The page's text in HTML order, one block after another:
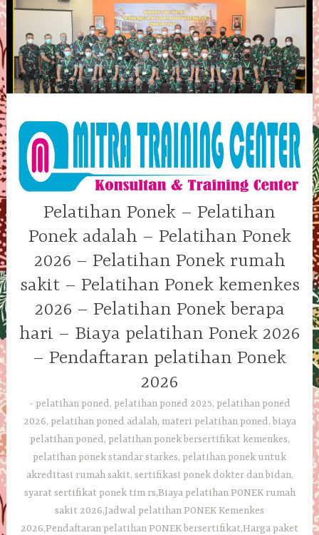
Skip
to
content
Pelatihan Ponek – Pelatihan
Ponek adalah – Pelatihan Ponek
2026 – Pelatihan Ponek rumah
sakit – Pelatihan Ponek kemenkes
2026 – Pelatihan Ponek berapa
hari – Biaya pelatihan Ponek 2026
– Pendaftaran pelatihan Ponek
2026
pelatihan poned, pelatihan poned 2025, pelatihan poned
2026, pelatihan poned adalah, materi pelatihan poned, biaya
pelatihan poned, pelatihan ponek bersertifikat kemenkes,
pelatihan ponek standar starkes, pelatihan ponek untuk
akreditasi rumah sakit, sertifikasi ponek dokter dan bidan,
syarat sertifikat ponek tim rs,Biaya pelatihan PONEK rumah
sakit 2026,Jadwal pelatihan PONEK Kemenkes
2026,Pendaftaran pelatihan PONEK bersertifikat,Harga paket